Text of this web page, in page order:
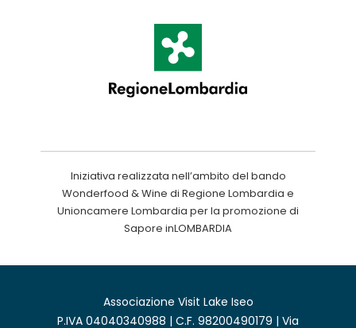
Iniziativa realizzata nell’ambito del bando
Wonderfood & Wine di Regione Lombardia e
Unioncamere Lombardia per la promozione di
Sapore inLOMBARDIA
Associazione Visit Lake Iseo
P.IVA 04040340988 | C.F. 98200490179 | Via